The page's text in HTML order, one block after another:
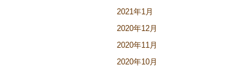
2021年1月
2020年12月
2020年11月
2020年10月